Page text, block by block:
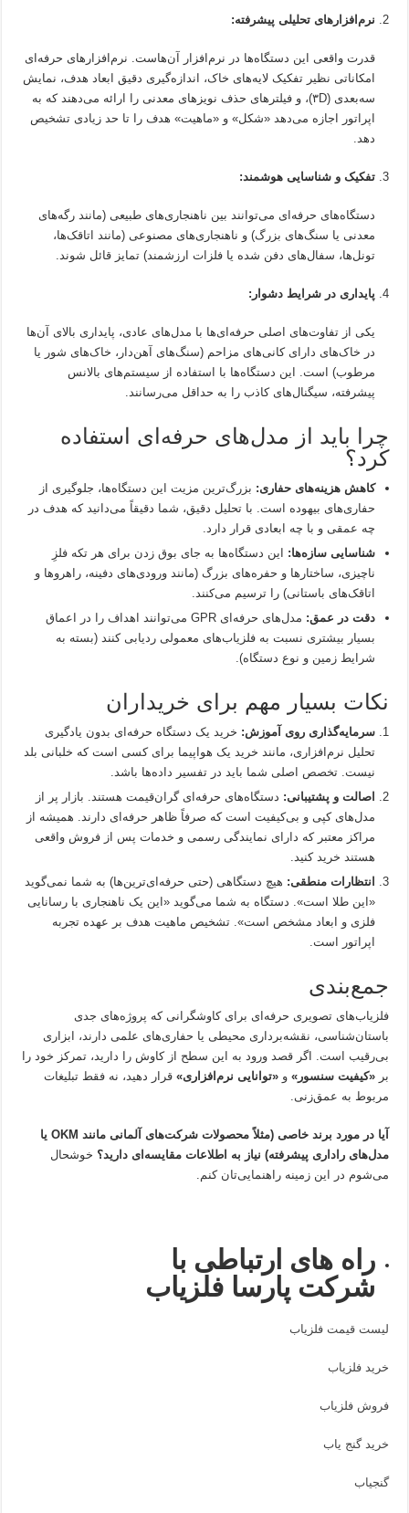
نرم‌افزارهای تحلیلی پیشرفته:
قدرت واقعی این دستگاه‌ها در نرم‌افزار آن‌هاست. نرم‌افزارهای حرفه‌ای
امکاناتی نظیر تفکیک لایه‌های خاک، اندازه‌گیری دقیق ابعاد هدف، نمایش
سه‌بعدی (۳D)، و فیلترهای حذف نویزهای معدنی را ارائه می‌دهند که به
اپراتور اجازه می‌دهد «شکل» و «ماهیت» هدف را تا حد زیادی تشخیص
دهد.
تفکیک و شناسایی هوشمند:
دستگاه‌های حرفه‌ای می‌توانند بین ناهنجاری‌های طبیعی (مانند رگه‌های
معدنی یا سنگ‌های بزرگ) و ناهنجاری‌های مصنوعی (مانند اتاقک‌ها،
تونل‌ها، سفال‌های دفن شده یا فلزات ارزشمند) تمایز قائل شوند.
پایداری در شرایط دشوار:
یکی از تفاوت‌های اصلی حرفه‌ای‌ها با مدل‌های عادی، پایداری بالای آن‌ها
در خاک‌های دارای کانی‌های مزاحم (سنگ‌های آهن‌دار، خاک‌های شور یا
مرطوب) است. این دستگاه‌ها با استفاده از سیستم‌های بالانس
پیشرفته، سیگنال‌های کاذب را به حداقل می‌رسانند.
چرا باید از مدل‌های حرفه‌ای استفاده
کرد؟
کاهش هزینه‌های حفاری: بزرگ‌ترین مزیت این دستگاه‌ها، جلوگیری از
حفاری‌های بیهوده است. با تحلیل دقیق، شما دقیقاً می‌دانید که هدف در
چه عمقی و با چه ابعادی قرار دارد.
شناسایی سازه‌ها: این دستگاه‌ها به جای بوق زدن برای هر تکه فلزِ
ناچیزی، ساختارها و حفره‌های بزرگ (مانند ورودی‌های دفینه، راهروها و
اتاقک‌های باستانی) را ترسیم می‌کنند.
دقت در عمق:
مدل‌های حرفه‌ای GPR می‌توانند اهداف را در اعماق
بسیار بیشتری نسبت به فلزیاب‌های معمولی ردیابی کنند (بسته به
شرایط زمین و نوع دستگاه).
نکات بسیار مهم برای خریداران
سرمایه‌گذاری روی آموزش: خرید یک دستگاه حرفه‌ای بدون یادگیری
تحلیل نرم‌افزاری، مانند خرید یک هواپیما برای کسی است که خلبانی بلد
نیست. تخصص اصلی شما باید در تفسیر داده‌ها باشد.
اصالت و پشتیبانی: دستگاه‌های حرفه‌ای گران‌قیمت هستند. بازار پر از
مدل‌های کپی و بی‌کیفیت است که صرفاً ظاهر حرفه‌ای دارند. همیشه از
مراکز معتبر که دارای نمایندگی رسمی و خدمات پس از فروش واقعی
هستند خرید کنید.
انتظارات منطقی: هیچ دستگاهی (حتی حرفه‌ای‌ترین‌ها) به شما نمی‌گوید
«این طلا است». دستگاه به شما می‌گوید «این یک ناهنجاری با رسانایی
فلزی و ابعاد مشخص است». تشخیص ماهیت هدف بر عهده تجربه
اپراتور است.
جمع‌بندی
فلزیاب‌های تصویری حرفه‌ای برای کاوشگرانی که پروژه‌های جدی
باستان‌شناسی، نقشه‌برداری محیطی یا حفاری‌های علمی دارند، ابزاری
بی‌رقیب است. اگر قصد ورود به این سطح از کاوش را دارید، تمرکز خود را
بر«کیفیت سنسور» و«توانایی نرم‌افزاری» قرار دهید، نه فقط تبلیغات
مربوط به عمق‌زنی.
آیا در مورد برند خاصی (مثلاً محصولات شرکت‌های آلمانی مانند OKM یا
مدل‌های راداری پیشرفته) نیاز به اطلاعات مقایسه‌ای دارید؟ خوشحال
می‌شوم در این زمینه راهنمایی‌تان کنم.
راه های ارتباطی با
شرکت پارسا فلزیاب
لیست قیمت فلزیاب
خرید فلزیاب
فروش فلزیاب
خرید گنج یاب
گنجیاب